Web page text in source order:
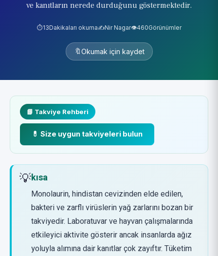
ve kanıtların nerede durduğunu göstermektedir.
⏱️13Dakikaları okuma✍️Nir Nagar👁️460Görünümler
🔖Okumak için kaydet
📘 Takviye Rehberi
💊 Size uygun takviyeleri bulun
💡kısa
Monolaurin, hindistan cevizinden elde edilen,
bakteri ve zarflı virüslerin yağ zarlarını bozan bir
takviyedir. Laboratuvar ve hayvan çalışmalarında
etkileyici aktivite gösterir ancak insanlarda ağız
yoluyla alımına dair kanıtlar çok zayıftır. Tüketim